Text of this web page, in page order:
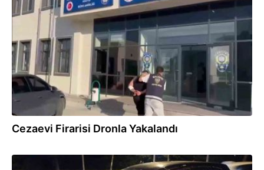
04.08.2026
Cezaevi Firarisi Dronla Yakalandı
29.07.2026